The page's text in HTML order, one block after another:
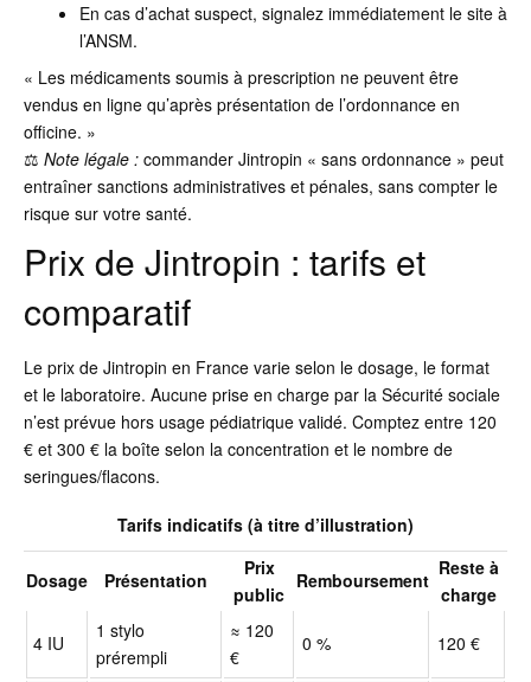
En cas d’achat suspect, signalez immédiatement le site à
l’ANSM.
« Les médicaments soumis à prescription ne peuvent être
vendus en ligne qu’après présentation de l’ordonnance en
officine. »
⚖️ Note légale : commander Jintropin « sans ordonnance » peut
entraîner sanctions administratives et pénales, sans compter le
risque sur votre santé.
Prix de Jintropin : tarifs et
comparatif
Le prix de Jintropin en France varie selon le dosage, le format
et le laboratoire. Aucune prise en charge par la Sécurité sociale
n’est prévue hors usage pédiatrique validé. Comptez entre 120
€ et 300 € la boîte selon la concentration et le nombre de
seringues/flacons.
Tarifs indicatifs (à titre d’illustration)
Dosage Présentation
Prix
public
Remboursement
Reste à
charge
4 IU
1 stylo
prérempli
≈ 120
€
0 % 120 €